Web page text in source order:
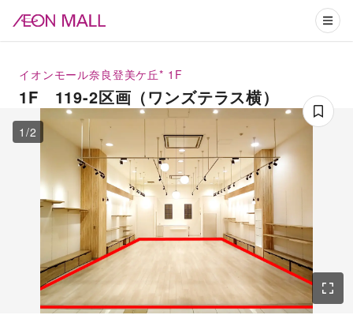
イオンモール奈良登美ケ丘* 1F
1F 119-2区画（ワンズテラス横）
1 /2